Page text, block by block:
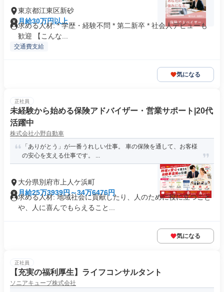
東京都江東区新砂
月給30万円以上
求める人材: * 学歴・経験不問 * 第二新卒 * 社会人デビューも
歓迎 【こんな...
交通費支給
気になる
正社員
未経験から始める保険アドバイザー・営業サポート|20代
活躍中
株式会社小野自動車
「ありがとう」が一番うれしい仕事。 車の保険を通して、お客様
の安心を支える仕事です。 ...
大分県別府市上人ケ浜町
月給25万3939円～34万6476円
求める人材: 地域社会に貢献したり、人のために役に立つこと
や、人に喜んでもらえること...
気になる
正社員
【充実の福利厚生】ライフコンサルタント
ソニアキューブ株式会社